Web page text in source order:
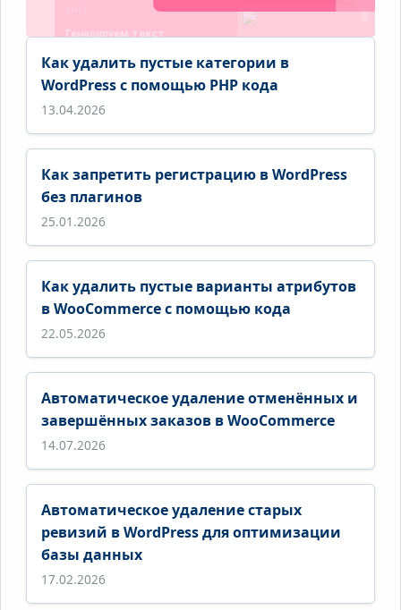
Как удалить пустые категории в
WordPress с помощью PHP кода
13.04.2026
Как запретить регистрацию в WordPress
без плагинов
25.01.2026
Как удалить пустые варианты атрибутов
в WooCommerce с помощью кода
22.05.2026
Автоматическое удаление отменённых и
завершённых заказов в WooCommerce
14.07.2026
Автоматическое удаление старых
ревизий в WordPress для оптимизации
базы данных
17.02.2026